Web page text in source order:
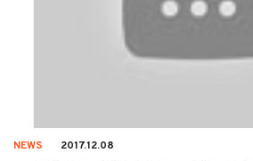
NEWS 2017.12.08